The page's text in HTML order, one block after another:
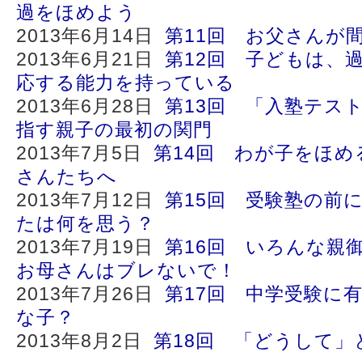
過をほめよう
2013年6月14日 第11回 お父さんが
2013年6月21日 第12回 子どもは、
応する能力を持っている
2013年6月28日 第13回 「入塾テス
指す親子の最初の関門
2013年7月5日 第14回 わが子をほめ
さんたちへ
2013年7月12日 第15回 受験塾の前
たは何を思う？
2013年7月19日 第16回 いろんな親
お母さんはブレないで！
2013年7月26日 第17回 中学受験に
な子？
2013年8月2日 第18回 「どうして」